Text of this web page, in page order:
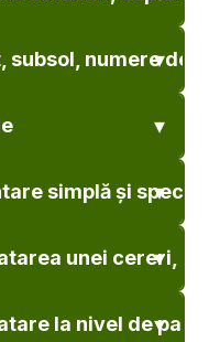
subsol, numere de
simplă și
unei cereri,
la nivel de